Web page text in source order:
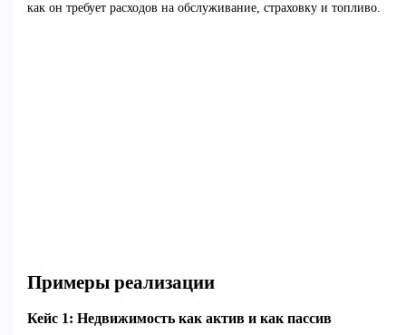
как он требует расходов на обслуживание, страховку и топливо.
Примеры реализации
Кейс 1: Недвижимость как актив и как пассив